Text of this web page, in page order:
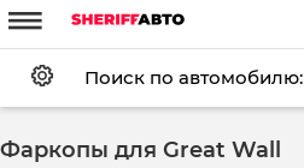
Установка FAQ Оплата
Доставка Контакты
m
#
Поиск по автомобилю:
Главная страница
Фаркопы для Great Wall